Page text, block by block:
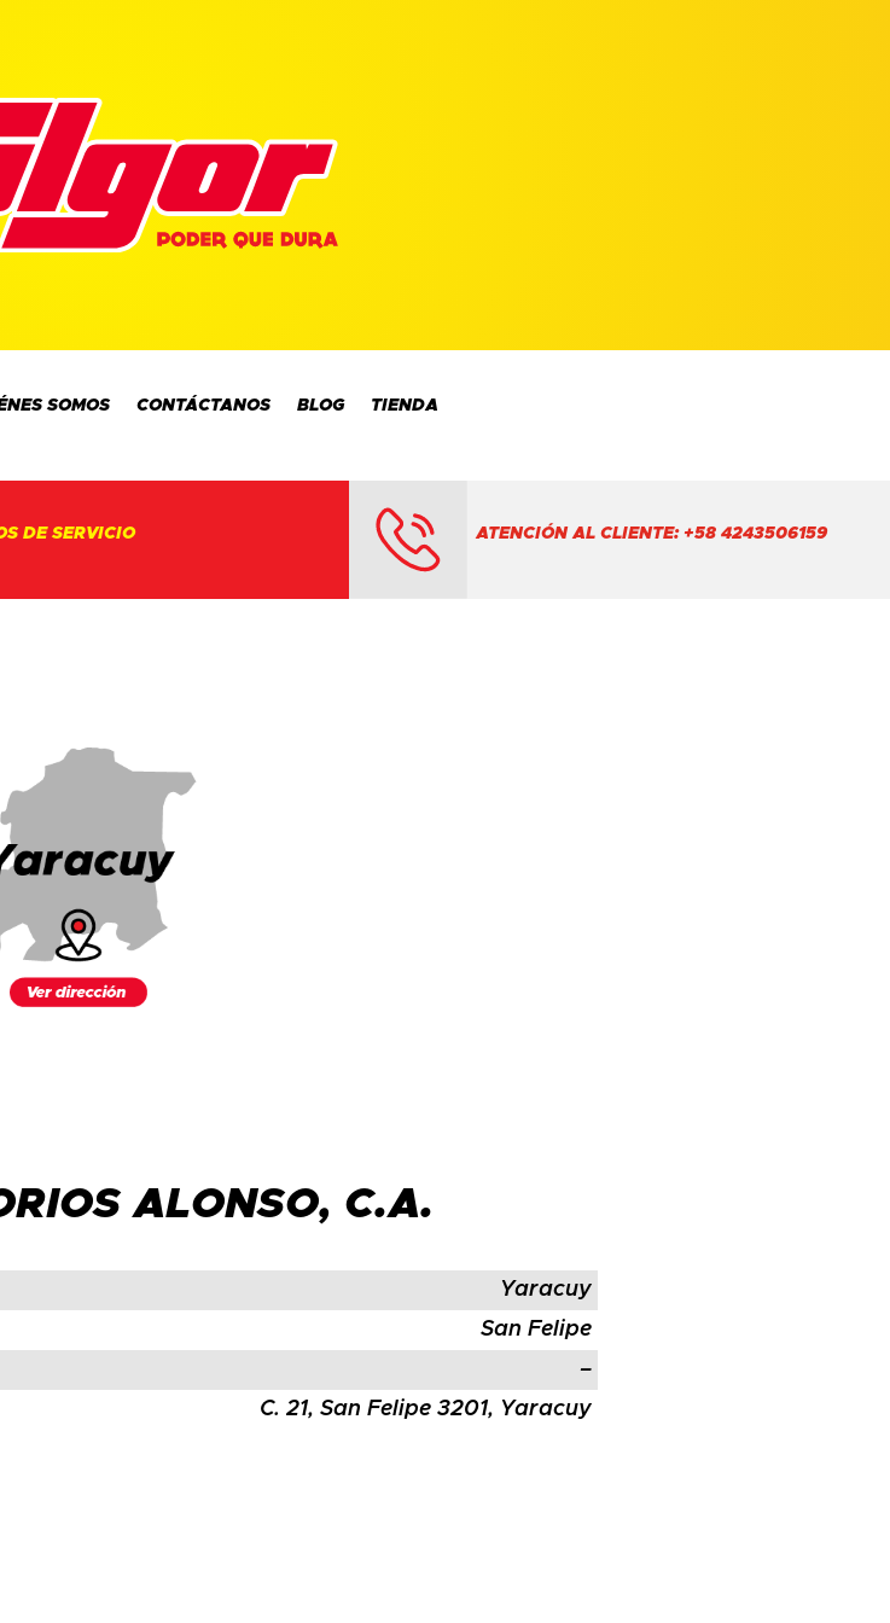
SOMOS CONTÁCTANOS BLOG TIENDA
DE SERVICIO ATENCIÓN AL CLIENTE: +58 4243506159
ALONSO, C.A.
Yaracuy
San Felipe
–
C. 21, San Felipe 3201, Yaracuy